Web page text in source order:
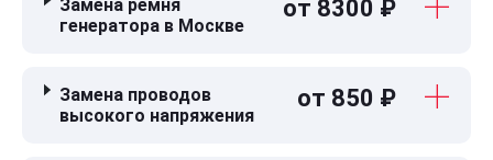
Замена ремня
генератора в Москве
от 8300 ₽
Замена проводов
высокого напряжения
от 850 ₽